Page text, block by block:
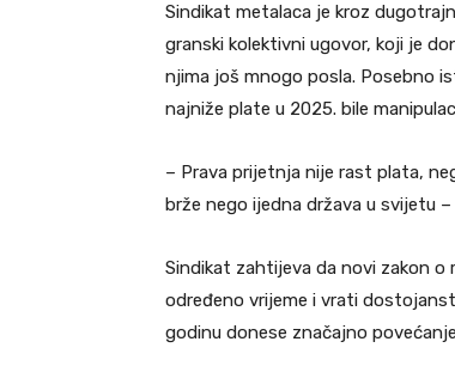
Sindikat metalaca je kroz
granski kolektivni ugovor, koji je
njima još mnogo posla. Posebno
najniže plate u 2025. bile
– Prava prijetnja nije rast plata,
brže nego ijedna država u svijetu –
Sindikat zahtijeva da novi zakon o
određeno vrijeme i vrati
godinu donese značajno